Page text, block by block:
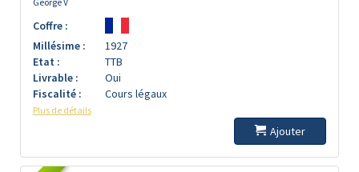
Coffre :
Millésime :
1927
Etat :
TTB
Livrable :
Oui
Fiscalité :
Cours légaux
Plus de détails
Ajouter